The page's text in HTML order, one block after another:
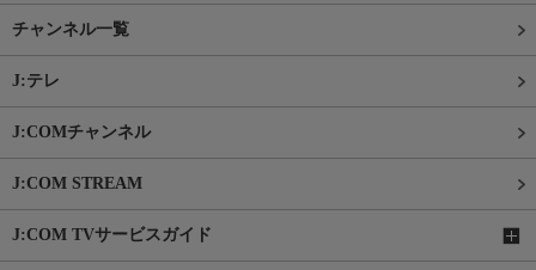
チャンネル一覧
J:テレ
J:COMチャンネル
J:COM STREAM
J:COM TVサービスガイド